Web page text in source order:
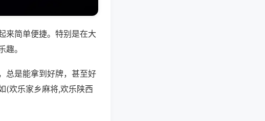
来简单便捷。特别是在大
。
总是能拿到好牌，甚至好
(欢乐家乡麻将,欢乐陕西